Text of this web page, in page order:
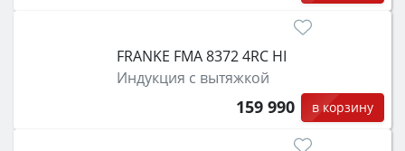
FRANKE FMA 8372 4RC HI
Индукция с вытяжкой
159 990 в корзину